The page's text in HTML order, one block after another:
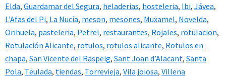
Elda, Guardamar del Segura, heladerias, hosteleria, Ibi, Jávea,
L’Afas del Pi, La Nucía, meson, mesones, Muxamel, Novelda,
Orihuela, pasteleria, Petrel, restaurantes, Rojales, rotulacion,
Rotulación Alicante, rotulos, rotulos alicante, Rotulos en
chapa, San Vicente del Raspeig, Sant Joan d’Alacant, Santa
Pola, Teulada, tiendas, Torrevieja, Vila joiosa, Villena